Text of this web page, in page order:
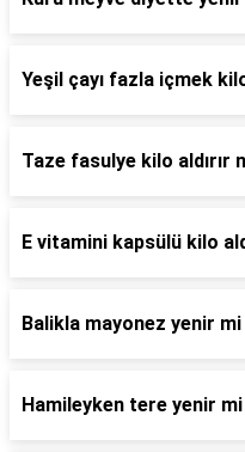
Yeşil çayı fazla içmek kilo
Taze fasulye kilo aldırır
E vitamini kapsülü kilo
Balikla mayonez yenir mi
Hamileyken tere yenir mi